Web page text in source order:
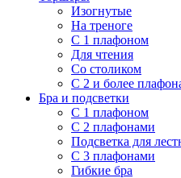
Изогнутые
На треноге
С 1 плафоном
Для чтения
Со столиком
С 2 и более
Бра и подсветки
С 1 плафоном
С 2 плафонами
Подсветка для
С 3 плафонами
Гибкие бра